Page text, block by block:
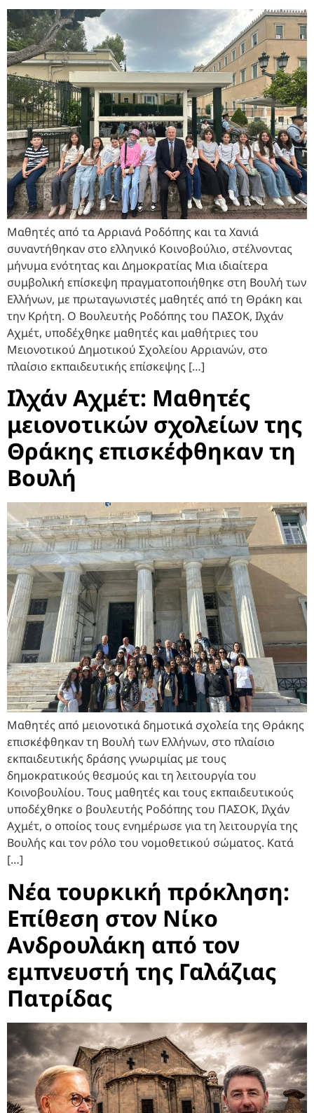
Μαθητές από τα Αρριανά Ροδόπης και τα Χανιά
συναντήθηκαν στο ελληνικό Κοινοβούλιο, στέλνοντας
μήνυμα ενότητας και Δημοκρατίας Μια ιδιαίτερα
συμβολική επίσκεψη πραγματοποιήθηκε στη Βουλή των
Ελλήνων, με πρωταγωνιστές μαθητές από τη Θράκη και
την Κρήτη. Ο Βουλευτής Ροδόπης του ΠΑΣΟΚ, Ιλχάν
Αχμέτ, υποδέχθηκε μαθητές και μαθήτριες του
Μειονοτικού Δημοτικού Σχολείου Αρριανών, στο
πλαίσιο εκπαιδευτικής επίσκεψης […]
Ιλχάν Αχμέτ: Μαθητές
μειονοτικών σχολείων της
Θράκης επισκέφθηκαν τη
Βουλή
Μαθητές από μειονοτικά δημοτικά σχολεία της Θράκης
επισκέφθηκαν τη Βουλή των Ελλήνων, στο πλαίσιο
εκπαιδευτικής δράσης γνωριμίας με τους
δημοκρατικούς θεσμούς και τη λειτουργία του
Κοινοβουλίου. Τους μαθητές και τους εκπαιδευτικούς
υποδέχθηκε ο βουλευτής Ροδόπης του ΠΑΣΟΚ, Ιλχάν
Αχμέτ, ο οποίος τους ενημέρωσε για τη λειτουργία της
Βουλής και τον ρόλο του νομοθετικού σώματος. Κατά
[…]
Νέα τουρκική πρόκληση:
Επίθεση στον Νίκο
Ανδρουλάκη από τον
εμπνευστή της Γαλάζιας
Πατρίδας